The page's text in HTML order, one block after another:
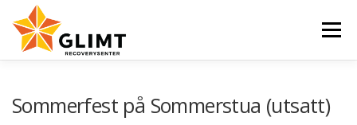
innhold
Meny
Sommerfest på Sommerstua (utsatt)